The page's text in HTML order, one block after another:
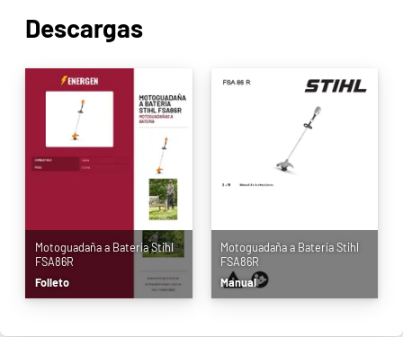
Descargas
Motoguadaña a Batería Stihl
FSA86R
Folleto
Motoguadaña a Batería Stihl
FSA86R
Manual